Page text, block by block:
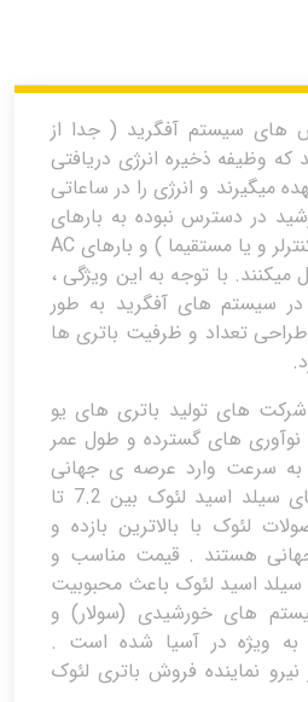
های سیستم آفگرید ( جدا از
وظیفه ذخیره انرژی دریافتی
میگیرند و انرژی را در ساعاتی
در دسترس نبوده به بارهای
دی سی ( از طریق شارژکنترلر و یا مستقیما ) و بارهای AC
میکنند. با توجه به این ویژگی ،
در سیستم های آفگرید به طور
تعداد و ظرفیت باتری ها
های تولید باتری های یو
های گسترده و طول عمر
سرعت وارد عرصه ی جهانی
شود . بازه ی باتری های سیلد اسید لئوک بین 7.2 تا
لئوک با بالاترین بازده و
هستند . قیمت مناسب و
سیلد اسید لئوک باعث محبوبیت
های خورشیدی (سولار) و
به ویژه در آسیا شده است .
نیرو نماینده فروش باتری لئوک